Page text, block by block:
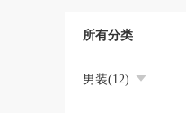
所有分类
男装(12)